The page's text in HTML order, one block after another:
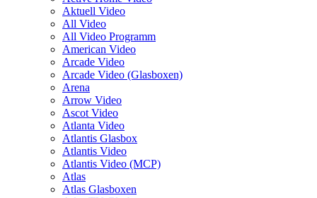
Aktuell Video
All Video
All Video Programm
American Video
Arcade Video
Arcade Video (Glasboxen)
Arena
Arrow Video
Ascot Video
Atlanta Video
Atlantis Glasbox
Atlantis Video
Atlantis Video (MCP)
Atlas
Atlas Glasboxen